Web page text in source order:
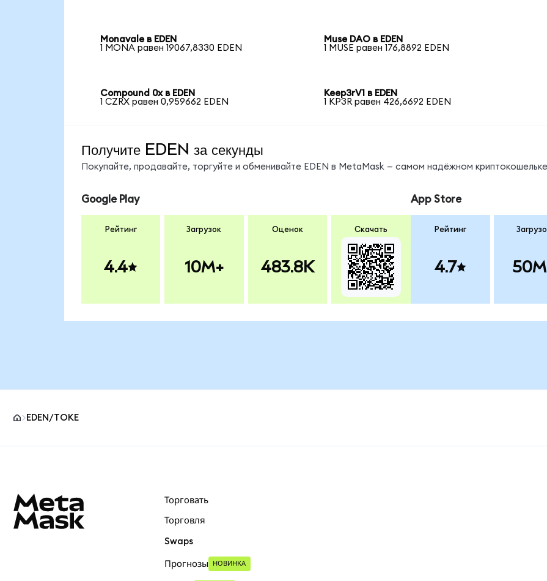
Monavale в EDEN
1 MONA равен 19067,8330 EDEN
Muse DAO в EDEN
1 MUSE равен 176,8892 EDEN
Compound 0x в EDEN
1 CZRX равен 0,959662 EDEN
Keep3rV1 в EDEN
1 KP3R равен 426,6692 EDEN
Получите EDEN за секунды
Покупайте, продавайте, торгуйте и обменивайте EDEN в MetaMask — самом надёжном
Google Play
Рейтинг
4.4
Загрузок
10M+
Оценок
483.8K
Скачать
App Store
Рейтинг
4.7
EDEN/TOKE
Торговать
Торговля
Swaps
Прогнозы НОВИНКА